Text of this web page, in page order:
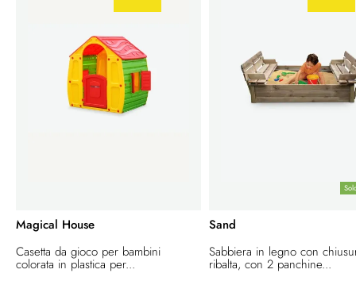
Magical House
Casetta da gioco per bambini
colorata in plastica per...
Sand
Sabbiera in legno con
ribalta, con 2 panchine...